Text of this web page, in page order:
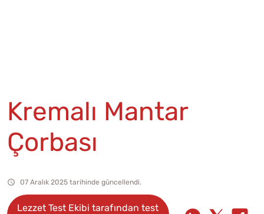
Kremalı Mantar
Çorbası
07 Aralık 2025 tarihinde güncellendi.
Lezzet Test Ekibi tarafından test